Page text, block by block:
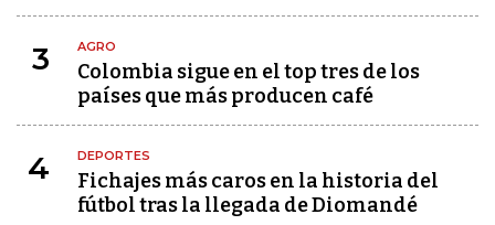
3 AGRO
Colombia sigue en el top tres de los
países que más producen café
4 DEPORTES
Fichajes más caros en la historia del
fútbol tras la llegada de Diomandé